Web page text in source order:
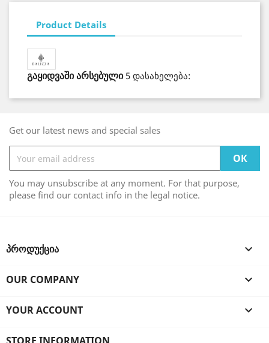
Product Details
გაყიდვაში არსებული 5 დასახელება:
Get our latest news and special sales
You may unsubscribe at any moment. For that purpose,
please find our contact info in the legal notice.
ᲞᲠᲝᲓᲣᲥᲪᲘᲐ 
OUR COMPANY 
YOUR ACCOUNT 